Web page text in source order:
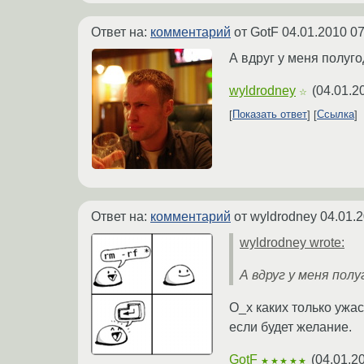
Ответ на: комментарий от GotF 04.01.2010
А вдруг у меня
wyldrodney ☆ (
Показать ответ Ссылка
Ответ на: комментарий от wyldrodney
wyldrodney wrote:
А вдруг у меня
O_x каких только
если будет желание.
GotF ★★★★★ (